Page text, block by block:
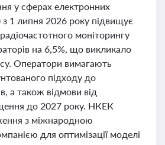
у сферах електронних
1 липня 2026 року підвищує
моніторингу
на 6,5%, що викликало
Оператори вимагають
підходу до
а також відмови від
до 2027 року. НКЕК
з міжнародною
для оптимізації моделі